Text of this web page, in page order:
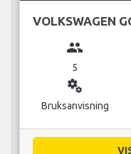
VOLKSWAGEN
group
5
miscellaneous_services
Bruksanvisning